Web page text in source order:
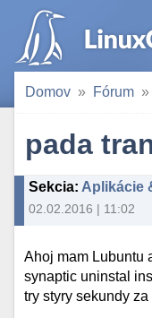
Domov Fórum
pada
Sekcia: Aplikácie
02.02.2016 | 11:02
Ahoj mam Lubuntu
synaptic uninstal
try styry sekundy